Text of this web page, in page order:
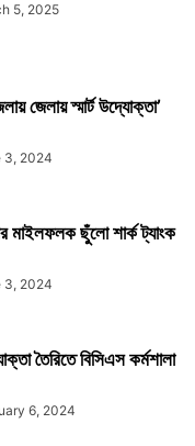
5, 2025
জেলায় স্মার্ট উদ্যোক্তা’
3, 2024
মাইলফলক ছুঁলো শার্ক ট্যাংক
3, 2024
তৈরিতে বিসিএস কর্মশালা
6, 2024